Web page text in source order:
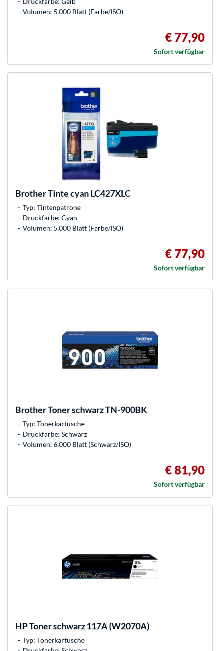
Volumen: 5.000 Blatt (Farbe/ISO)
€ 77,90
Sofort verfügbar
BrotherTinte cyan LC427XLC
Typ: Tintenpatrone
Druckfarbe: Cyan
Volumen: 5.000 Blatt (Farbe/ISO)
€ 77,90
Sofort verfügbar
BrotherToner schwarz TN-900BK
Typ: Tonerkartusche
Druckfarbe: Schwarz
Volumen: 6.000 Blatt (Schwarz/ISO)
€ 81,90
Sofort verfügbar
HPToner schwarz 117A (W2070A)
Typ: Tonerkartusche